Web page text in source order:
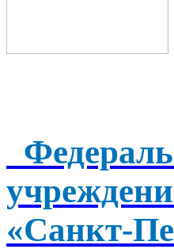
«Санкт-